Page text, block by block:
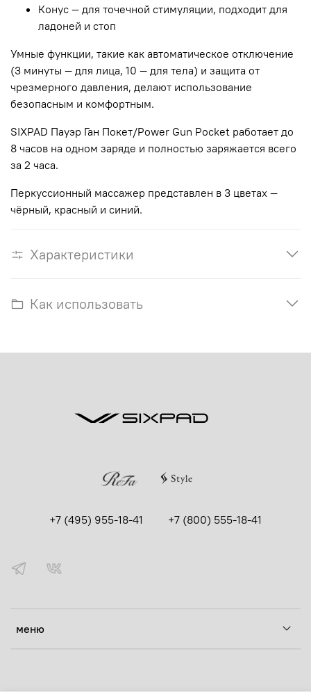
Конус — для точечной стимуляции, подходит для
ладоней и стоп
Умные функции, такие как автоматическое отключение
(3 минуты — для лица, 10 — для тела) и защита от
чрезмерного давления, делают использование
безопасным и комфортным.
SIXPAD Пауэр Ган Покет/Power Gun Pocket работает до
8 часов на одном заряде и полностью заряжается всего
за 2 часа.
Перкуссионный массажер представлен в 3 цветах —
чёрный, красный и синий.
Характеристики
Как использовать
меню
+7 (495) 955-18-41 +7 (800) 555-18-41